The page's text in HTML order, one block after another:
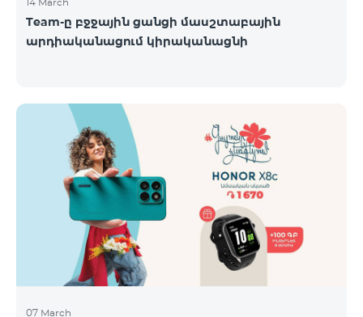
Team-ը բջջային ցանցի մասշտաբային
արդիականացում կիրականացնի
07 March